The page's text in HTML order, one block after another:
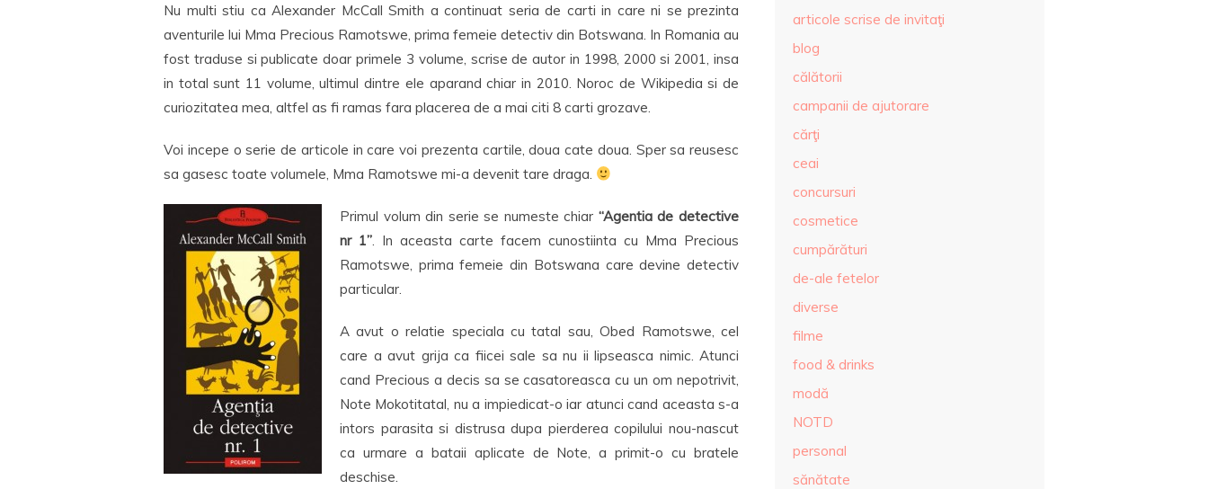
Nu multi stiu ca Alexander McCall Smith a continuat seria de carti in care ni se prezinta
aventurile lui Mma Precious Ramotswe, prima femeie detectiv din Botswana. In Romania au
fost traduse si publicate doar primele 3 volume, scrise de autor in 1998, 2000 si 2001, insa
in total sunt 11 volume, ultimul dintre ele aparand chiar in 2010. Noroc de Wikipedia si de
curiozitatea mea, altfel as fi ramas fara placerea de a mai citi 8 carti grozave.
Voi incepe o serie de articole in care voi prezenta cartile, doua cate doua. Sper sa reusesc
sa gasesc toate volumele, Mma Ramotswe mi-a devenit tare draga.
Primul volum din serie se numeste chiar “Agentia de detective
nr 1”. In aceasta carte facem cunostiinta cu Mma Precious
Ramotswe, prima femeie din Botswana care devine detectiv
particular.
A avut o relatie speciala cu tatal sau, Obed Ramotswe, cel
care a avut grija ca fiicei sale sa nu ii lipseasca nimic. Atunci
cand Precious a decis sa se casatoreasca cu un om nepotrivit,
Note Mokotitatal, nu a impiedicat-o iar atunci cand aceasta s-a
intors parasita si distrusa dupa pierderea copilului nou-nascut
ca urmare a bataii aplicate de Note, a primit-o cu bratele
deschise.
articole scrise de invitaţi
blog
călătorii
campanii de ajutorare
cărţi
ceai
concursuri
cosmetice
cumpărături
de-ale fetelor
diverse
filme
food & drinks
modă
NOTD
personal
sănătate